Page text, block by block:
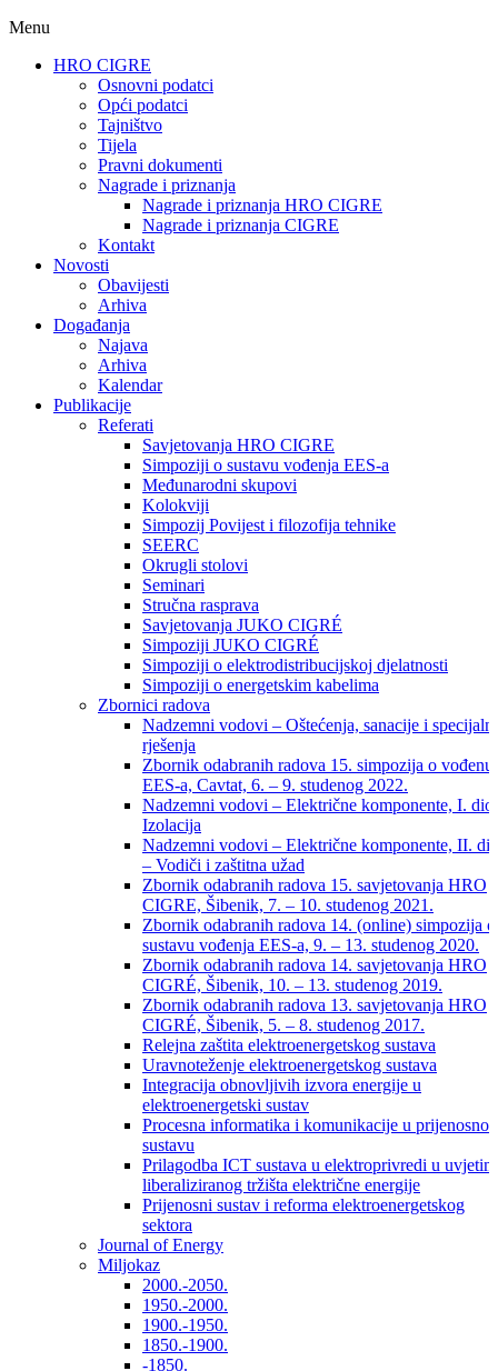
Menu
HRO CIGRE
Osnovni podatci​
Opći podatci
Tajništvo
Tijela
Pravni dokumenti
Nagrade i priznanja
Nagrade i priznanja HRO CIGRE
Nagrade i priznanja CIGRE
Kontakt
Novosti
Obavijesti
Arhiva
Događanja
Najava
Arhiva
Kalendar
Publikacije
Referati
Savjetovanja HRO CIGRE
Simpoziji o sustavu vođenja EES-a
Međunarodni skupovi
Kolokviji​
Simpozij Povijest i filozofija tehnike
SEERC
Okrugli stolovi
Seminari​
Stručna rasprava​
Savjetovanja JUKO CIGRÉ
Simpoziji JUKO CIGRÉ
Simpoziji o elektrodistribucijskoj djelatnosti
Simpoziji o energetskim kabelima
Zbornici radova
Nadzemni vodovi – Oštećenja, sanacije i
rješenja
Zbornik odabranih radova 15. simpozija o vođenu
EES-a, Cavtat, 6. – 9. studenog 2022.
Nadzemni vodovi – Električne komponente, I. dio
Izolacija
Nadzemni vodovi – Električne komponente, II. dio
– Vodiči i zaštitna užad
Zbornik odabranih radova 15. savjetovanja HRO
CIGRE, Šibenik, 7. – 10. studenog 2021.
Zbornik odabranih radova 14. (online) simpozija o
sustavu vođenja EES-a, 9. – 13. studenog 2020.
Zbornik odabranih radova 14. savjetovanja HRO
CIGRÉ, Šibenik, 10. – 13. studenog 2019.
Zbornik odabranih radova 13. savjetovanja HRO
CIGRÉ, Šibenik, 5. – 8. studenog 2017.
Relejna zaštita elektroenergetskog sustava
Uravnoteženje elektroenergetskog sustava
Integracija obnovljivih izvora energije u
elektroenergetski sustav
Procesna informatika i komunikacije u
sustavu
Prilagodba ICT sustava u elektroprivredi u
liberaliziranog tržišta električne energije
Prijenosni sustav i reforma elektroenergetskog
sektora
Journal of Energy
Miljokaz
2000.-2050.
1950.-2000.
1900.-1950.
1850.-1900.
-1850.